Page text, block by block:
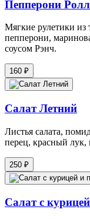
Пепперони Ролл
Мягкие рулетики из
пепперони,
соусом Рэнч.
160 ₽
Салат Летний
Листья салата,
перец, красный лук,
250 ₽
Салат с